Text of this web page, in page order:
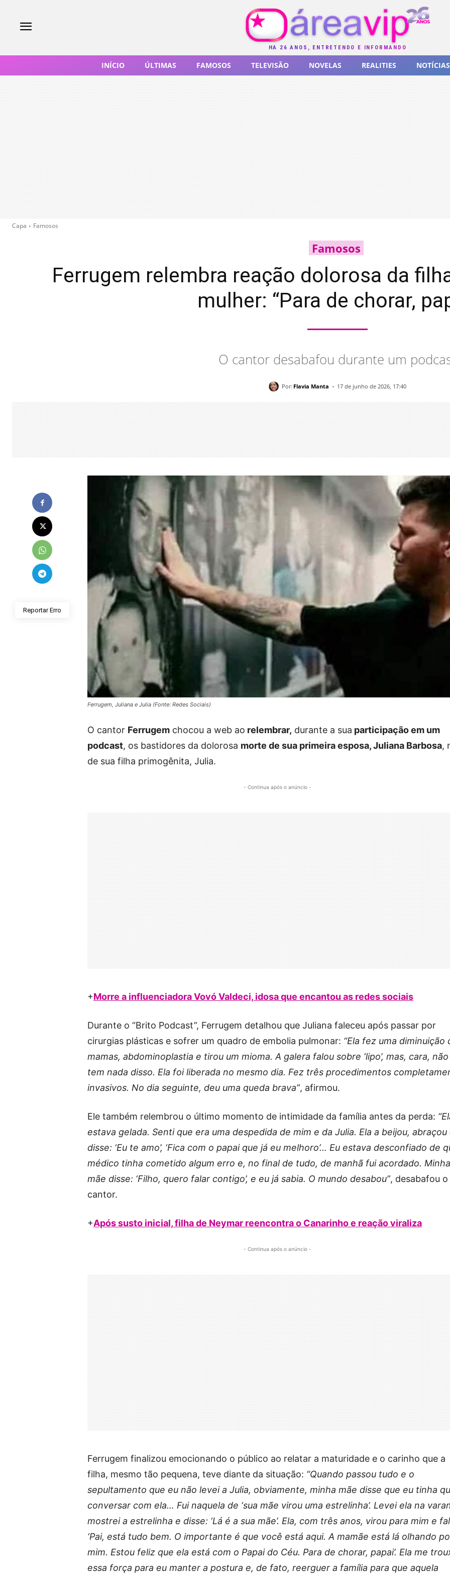
HÁ 26 ANOS, ENTRETENDO E INFORMANDO
INÍCIO ÚLTIMAS FAMOSOS TELEVISÃO NOVELAS REALITIES NOTÍCIAS
Capa Famosos
Famosos
Ferrugem relembra reação dolorosa da
mulher: “Para de chorar,
O cantor desabafou durante um
Por: Flavia Manta - 17 de junho de 2026, 17:40
Reportar Erro
Ferrugem, Juliana e Julia (Fonte: Redes Sociais)
O cantor Ferrugem chocou a web ao relembrar, durante a sua participação em um
podcast, os bastidores da dolorosa morte de sua primeira esposa, Juliana Barbosa,
de sua filha primogênita, Julia.
- Continua após o anúncio -
+Morre a influenciadora Vovó Valdeci, idosa que encantou as redes sociais
Durante o “Brito Podcast”, Ferrugem detalhou que Juliana faleceu após passar por
cirurgias plásticas e sofrer um quadro de embolia pulmonar: “Ela fez uma diminuição
mamas, abdominoplastia e tirou um mioma. A galera falou sobre ‘lipo’, mas, cara, não
tem nada disso. Ela foi liberada no mesmo dia. Fez três procedimentos
invasivos. No dia seguinte, deu uma queda brava”, afirmou.
Ele também relembrou o último momento de intimidade da família antes da perda:
estava gelada. Senti que era uma despedida de mim e da Julia. Ela a beijou, abraçou
disse: ‘Eu te amo’, ‘Fica com o papai que já eu melhoro’… Eu estava desconfiado de
médico tinha cometido algum erro e, no final de tudo, de manhã fui acordado. Minha
mãe disse: ‘Filho, quero falar contigo’, e eu já sabia. O mundo desabou”, desabafou o
cantor.
+Após susto inicial, filha de Neymar reencontra o Canarinho e reação viraliza
- Continua após o anúncio -
Ferrugem finalizou emocionando o público ao relatar a maturidade e o carinho que a
filha, mesmo tão pequena, teve diante da situação: “Quando passou tudo e o
sepultamento que eu não levei a Julia, obviamente, minha mãe disse que eu tinha
conversar com ela… Fui naquela de ‘sua mãe virou uma estrelinha’. Levei ela na
mostrei a estrelinha e disse: ‘Lá é a sua mãe’. Ela, com três anos, virou para mim e
‘Pai, está tudo bem. O importante é que você está aqui. A mamãe está lá olhando
mim. Estou feliz que ela está com o Papai do Céu. Para de chorar, papai’. Ela me
essa força para eu manter a postura e, de fato, reerguer a família para que aquela